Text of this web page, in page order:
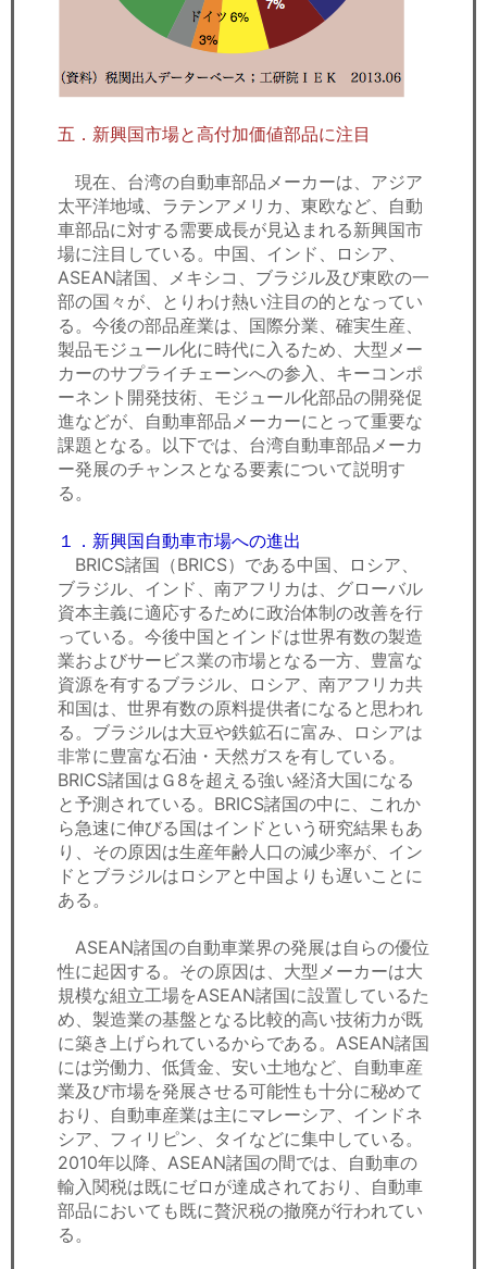
五．新興国市場と高付加価値部品に注目
現在、台湾の自動車部品メーカーは、アジア
太平洋地域、ラテンアメリカ、東欧など、自動
車部品に対する需要成長が見込まれる新興国市
場に注目している。中国、インド、ロシア、
ASEAN諸国、メキシコ、ブラジル及び東欧の一
部の国々が、とりわけ熱い注目の的となってい
る。今後の部品産業は、国際分業、確実生産、
製品モジュール化に時代に入るため、大型メー
カーのサプライチェーンへの参入、キーコンポ
ーネント開発技術、モジュール化部品の開発促
進などが、自動車部品メーカーにとって重要な
課題となる。以下では、台湾自動車部品メーカ
ー発展のチャンスとなる要素について説明す
る。
１．新興国自動車市場への進出
BRICS諸国（BRICS）である中国、ロシア、
ブラジル、インド、南アフリカは、グローバル
資本主義に適応するために政治体制の改善を行
っている。今後中国とインドは世界有数の製造
業およびサービス業の市場となる一方、豊富な
資源を有するブラジル、ロシア、南アフリカ共
和国は、世界有数の原料提供者になると思われ
る。ブラジルは大豆や鉄鉱石に富み、ロシアは
非常に豊富な石油・天然ガスを有している。
BRICS諸国はＧ8を超える強い経済大国になる
と予測されている。BRICS諸国の中に、これか
ら急速に伸びる国はインドという研究結果もあ
り、その原因は生産年齢人口の減少率が、イン
ドとブラジルはロシアと中国よりも遅いことに
ある。
ASEAN諸国の自動車業界の発展は自らの優位
性に起因する。その原因は、大型メーカーは大
規模な組立工場をASEAN諸国に設置しているた
め、製造業の基盤となる比較的高い技術力が既
に築き上げられているからである。ASEAN諸国
には労働力、低賃金、安い土地など、自動車産
業及び市場を発展させる可能性も十分に秘めて
おり、自動車産業は主にマレーシア、インドネ
シア、フィリピン、タイなどに集中している。
2010年以降、ASEAN諸国の間では、自動車の
輸入関税は既にゼロが達成されており、自動車
部品においても既に贅沢税の撤廃が行われてい
る。